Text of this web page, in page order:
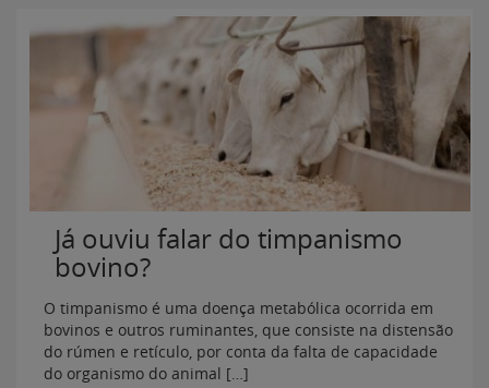
Já ouviu falar do timpanismo
bovino?
O timpanismo é uma doença metabólica ocorrida em
bovinos e outros ruminantes, que consiste na distensão
do rúmen e retículo, por conta da falta de capacidade
do organismo do animal […]